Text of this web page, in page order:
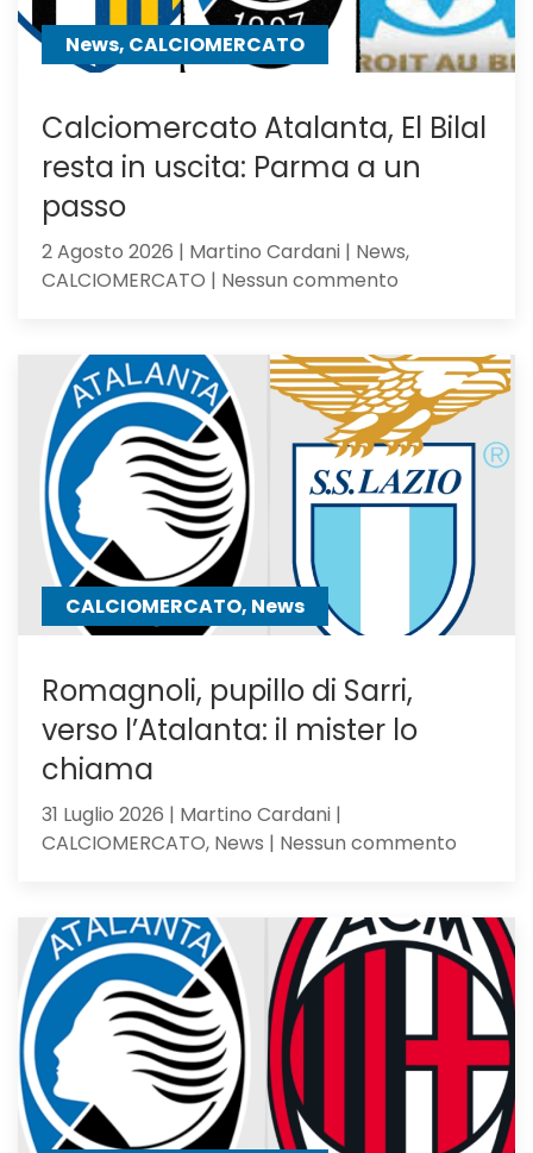
News, CALCIOMERCATO
Calciomercato Atalanta, El Bilal
resta in uscita: Parma a un
passo
2 Agosto 2026 | Martino Cardani | News,
CALCIOMERCATO | Nessun commento
El
Bilal
resta
in
uscita:
Parma
passo
CALCIOMERCATO, News
Romagnoli, pupillo di Sarri,
verso l’Atalanta: il mister lo
chiama
31 Luglio 2026 | Martino Cardani |
CALCIOMERCATO, News | Nessun commento
di
Sarri,
verso
mister
chiama